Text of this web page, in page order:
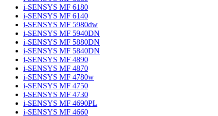
i-SENSYS MF 6180
i-SENSYS MF 6140
i-SENSYS MF 5980dw
i-SENSYS MF 5940DN
i-SENSYS MF 5880DN
i-SENSYS MF 5840DN
i-SENSYS MF 4890
i-SENSYS MF 4870
i-SENSYS MF 4780w
i-SENSYS MF 4750
i-SENSYS MF 4730
i-SENSYS MF 4690PL
i-SENSYS MF 4660